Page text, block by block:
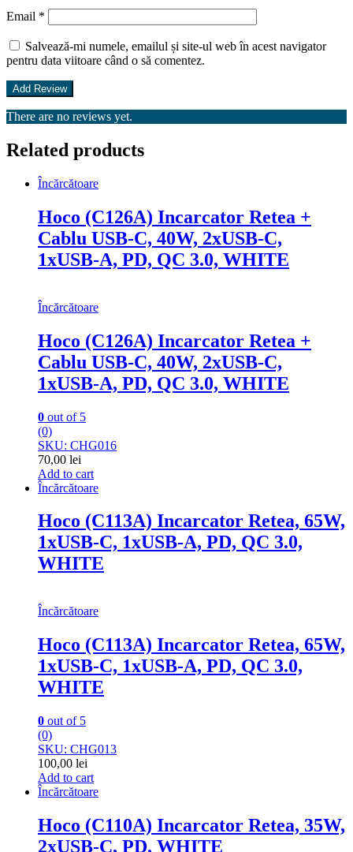
Email *
Salvează-mi numele, emailul și site-ul web în acest navigator
pentru data viitoare când o să comentez.
There are no reviews yet.
Related products
Încărcătoare
Hoco (C126A) Incarcator Retea +
Cablu USB-C, 40W, 2xUSB-C,
1xUSB-A, PD, QC 3.0, WHITE
Încărcătoare
Hoco (C126A) Incarcator Retea +
Cablu USB-C, 40W, 2xUSB-C,
1xUSB-A, PD, QC 3.0, WHITE
0 out of 5
(0)
SKU: CHG016
70,00 lei
Add to cart
Încărcătoare
Hoco (C113A) Incarcator Retea, 65W,
1xUSB-C, 1xUSB-A, PD, QC 3.0,
WHITE
Încărcătoare
Hoco (C113A) Incarcator Retea, 65W,
1xUSB-C, 1xUSB-A, PD, QC 3.0,
WHITE
0 out of 5
(0)
SKU: CHG013
100,00 lei
Add to cart
Încărcătoare
Hoco (C110A) Incarcator Retea, 35W,
2xUSB-C, PD, WHITE